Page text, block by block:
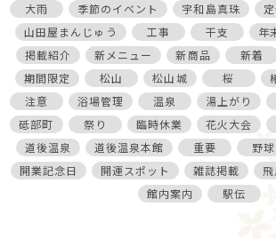
大雨
季節のイベント 宇和島真珠
山田屋まんじゅう
工事 干支 年
掲載紹介
新メニュー 新商品 新着
期間限定
松山 松山城 桜
注意
浴場管理 温泉 湯上がり
砥部町
祭り 臨時休業 花火大会
道後温泉
道後温泉本館 重要 野球
開業記念日
開運スポット 雑誌掲載
館内案内
駅伝